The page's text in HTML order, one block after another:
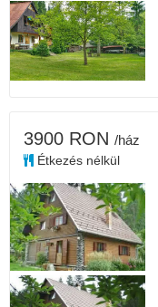
3900 RON /ház
Étkezés nélkül